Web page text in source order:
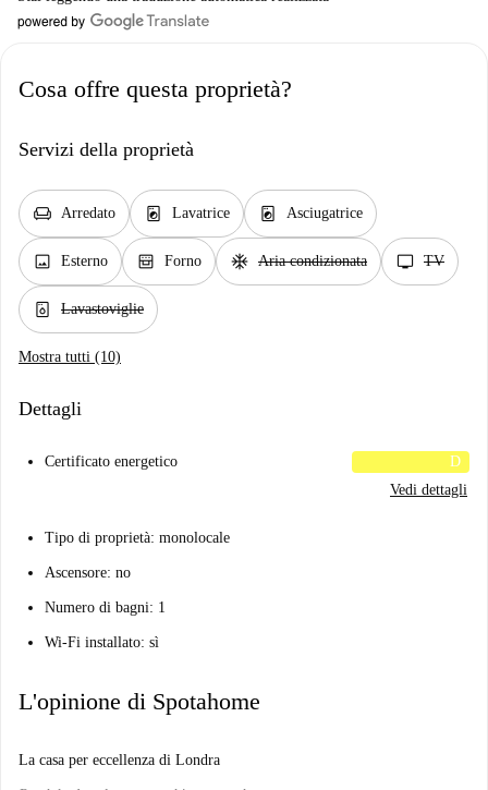
Cosa offre questa proprietà?
Servizi della proprietà
chair Arredato local_laundry_service Lavatrice local_laundry_service Asciugatrice
image Esterno oven_gen Forno ac_unit Aria condizionata tv TV
dishwasher_gen Lavastoviglie
Mostra tutti (10)
Dettagli
Certificato energetico
D
Vedi dettagli
Tipo di proprietà: monolocale
Ascensore: no
Numero di bagni: 1
Wi-Fi installato: sì
L'opinione di Spotahome
La casa per eccellenza di Londra